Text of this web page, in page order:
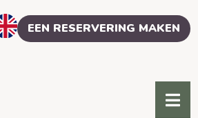
EEN RESERVERING MAKEN